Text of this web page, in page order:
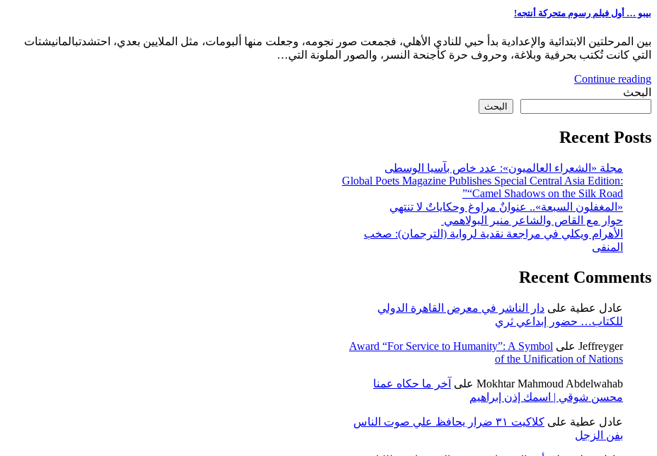
بيبو … أول فيلم رسوم متحركة أنتجه!
بين المرحلتين الابتدائية والإعدادية بدأ حبي للنادي الأهلي، فجمعت صور نجومه، وجعلت منها ألبومات، مثل الملايين بعدي، احتشدتبالمانيشتات
التي كانت تُكتب بحرفية وبلاغة، وحروف حرة كأجنحة النسر، والصور الملونة التي…
Continue reading
البحث
البحث
Recent Posts
مجلة «الشعراء العالميون»: عدد خاص بآسيا الوسطى
Global Poets Magazine Publishes Special Central Asia Edition:
“Camel Shadows on the Silk Road”
«المغفلون السبعة».. عنوانٌ مراوغ وحكاياتٌ لا تنتهي
حوار مع القاص والشاعر منير البولاهمي
الأهرام ويكلي في مراجعة نقدية لرواية (الترجمان): صخب
المنفى
Recent Comments
عادل عطية على دار الناشر في معرض القاهرة الدولي
للكتاب… حضور إبداعي ثري
Jeffreyger على Award “For Service to Humanity”: A Symbol
of the Unification of Nations
Mokhtar Mahmoud Abdelwahab على آخر ما حكاه عمنا
محسن شوقي | اسمك إذن إبراهيم
عادل عطية على
كلاكيت ٣١ ضرار يحافظ علي صوت الناس
بفن الزجل